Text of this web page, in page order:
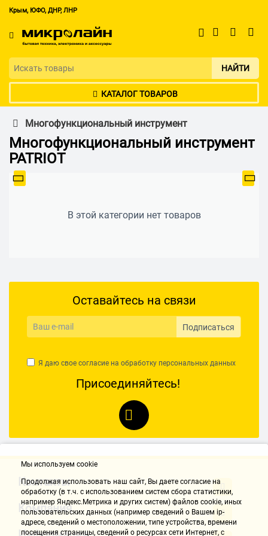
Крым, ЮФО, ДНР, ЛНР
НАЙТИ
КАТАЛОГ ТОВАРОВ
Многофункциональный инструмент
Многофункциональный инструмент
PATRIOT
В этой категории нет товаров
Оставайтесь на связи
Подписаться
Я даю свое согласие на обработку персональных данных
Присоединяйтесь!
Контакты
Компания
Мы используем cookie
Продолжая использовать наш cайт, Вы даете согласие на
обработку (в т.ч. с использованием систем сбора статистики,
например Яндекс.Метрика и других систем) файлов cookie, иных
пользовательских данных (например сведений о Вашем ip-
адресе, сведений о местоположении, типе устройства, времени
посещения страницы, сведений о ресурсах сети Интернет, с